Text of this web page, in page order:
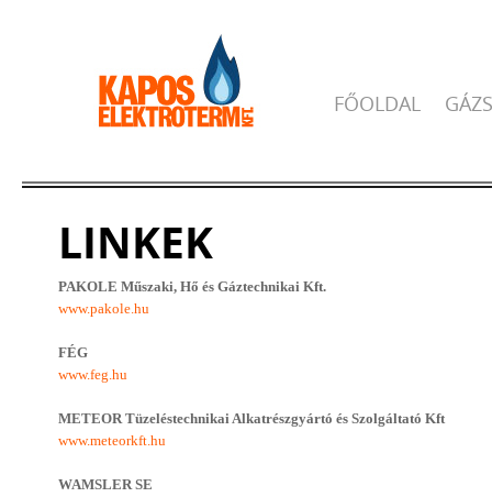
FŐOLDAL
LINKEK
PAKOLE Műszaki, Hő és Gáztechnikai Kft.
www.pakole.hu
FÉG
www.feg.hu
METEOR Tüzeléstechnikai Alkatrészgyártó és Szolgáltató Kft
www.meteorkft.hu
WAMSLER SE